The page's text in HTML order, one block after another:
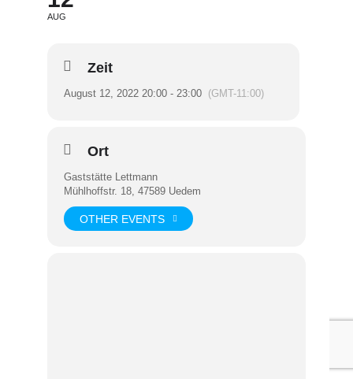
AUG
Zeit
August 12, 2022 20:00 - 23:00 (GMT-11:00)
Ort
Gaststätte Lettmann
Mühlhoffstr. 18, 47589 Uedem
OTHER EVENTS